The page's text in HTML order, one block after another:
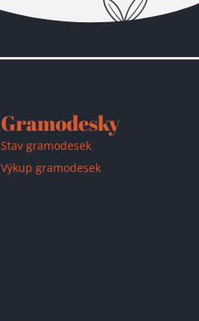
Gramodesky
Stav gramodesek
Výkup gramodesek